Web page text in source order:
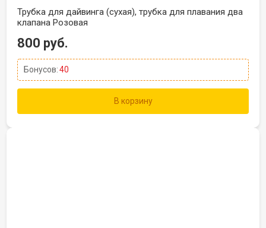
Трубка для дайвинга (сухая), трубка для плавания два
клапана Розовая
800 руб.
Бонусов:40
В корзину